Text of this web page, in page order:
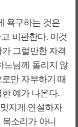
욕구하는 것은
비판한다. 이것
그럴만한 자격
느님께 돌리지 않
만 자부하기 때
예가 나온다.
지게 연설하자
소리가 아니